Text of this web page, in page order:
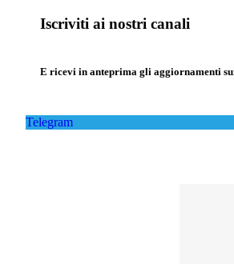
Iscriviti ai nostri canali
E ricevi in anteprima gli aggiornamenti
Telegram